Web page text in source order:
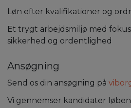
Løn efter kvalifikationer og
Et trygt arbejdsmiljø med
sikkerhed og ordentlighed
Ansøgning
Send os din ansøgning på
Vi gennemser kandidater